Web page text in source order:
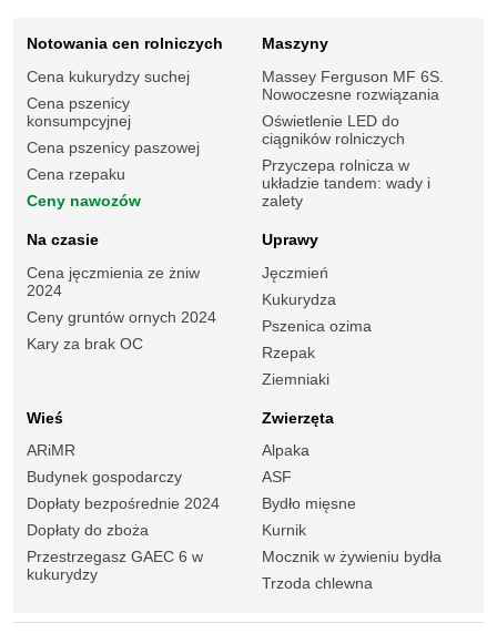
Notowania cen rolniczych
Cena kukurydzy suchej
Cena pszenicy
konsumpcyjnej
Cena pszenicy paszowej
Cena rzepaku
Ceny nawozów
Maszyny
Massey Ferguson MF 6S.
Nowoczesne rozwiązania
Oświetlenie LED do
ciągników rolniczych
Przyczepa rolnicza w
układzie tandem: wady i
zalety
Na czasie
Cena jęczmienia ze żniw
2024
Ceny gruntów ornych 2024
Kary za brak OC
Uprawy
Jęczmień
Kukurydza
Pszenica ozima
Rzepak
Ziemniaki
Wieś
ARiMR
Budynek gospodarczy
Dopłaty bezpośrednie 2024
Dopłaty do zboża
Przestrzegasz GAEC 6 w
kukurydzy
Zwierzęta
Alpaka
ASF
Bydło mięsne
Kurnik
Mocznik w żywieniu bydła
Trzoda chlewna